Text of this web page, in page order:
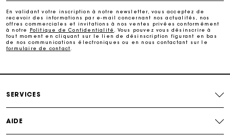
Echanges & Retours offerts
En validant votre inscription à notre newsletter, vous acceptez de
recevoir des informations par e-mail concernant nos actualités, nos
offres commerciales et invitations à nos ventes privées conformément
à notre
Politique de Confidentialité
. Vous pouvez vous désinscrire à
tout moment en cliquant sur le lien de désinscription figurant en bas
de nos communications électroniques ou en nous contactant sur le
formulaire de contact
SERVICES
AIDE